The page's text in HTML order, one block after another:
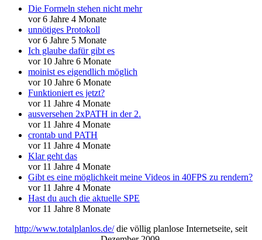
Die Formeln stehen nicht mehr
vor 6 Jahre 4 Monate
unnötiges Protokoll
vor 6 Jahre 5 Monate
Ich glaube dafür gibt es
vor 10 Jahre 6 Monate
moinist es eigendlich möglich
vor 10 Jahre 6 Monate
Funktioniert es jetzt?
vor 11 Jahre 4 Monate
ausversehen 2xPATH in der 2.
vor 11 Jahre 4 Monate
crontab und PATH
vor 11 Jahre 4 Monate
Klar geht das
vor 11 Jahre 4 Monate
Gibt es eine möglichkeit meine Videos in 40FPS zu rendern?
vor 11 Jahre 4 Monate
Hast du auch die aktuelle SPE
vor 11 Jahre 8 Monate
http://www.totalplanlos.de/die völlig planlose Internetseite, seit